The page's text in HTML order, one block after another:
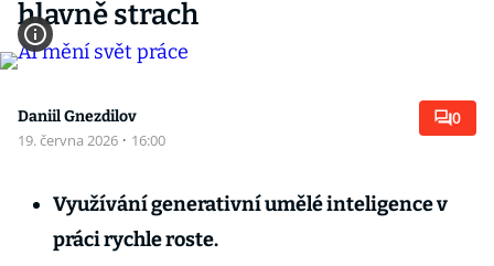
hlavně strach
Daniil Gnezdilov
19. června 2026 · 16:00
0
Využívání generativní umělé inteligence v
práci rychle roste.